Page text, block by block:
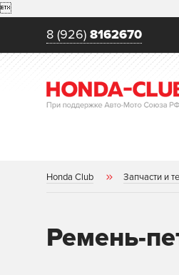

8 (926) 8162670
Honda Club Запчасти и
Ремень-